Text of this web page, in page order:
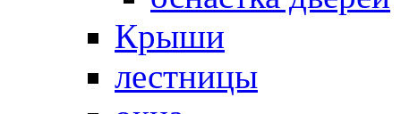
Крыши
лестницы